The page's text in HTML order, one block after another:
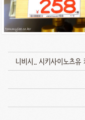
니비시.. 시키사이노츠